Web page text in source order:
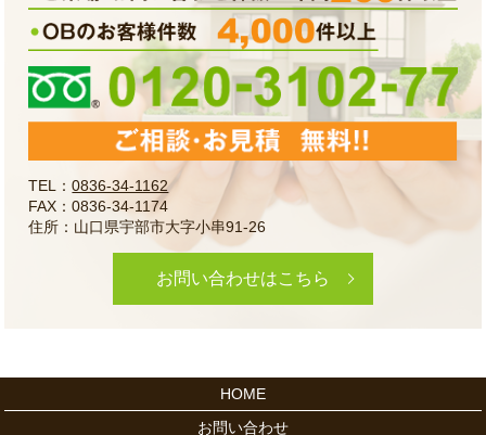
TEL：0836-34-1162
FAX：0836-34-1174
住所：山口県宇部市大字小串91-26
お問い合わせはこちら
HOME
お問い合わせ